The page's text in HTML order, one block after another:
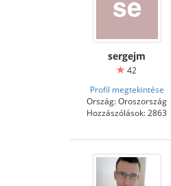
sergejm
42
Profil megtekintése
Ország: Oroszország
Hozzászólások: 2863